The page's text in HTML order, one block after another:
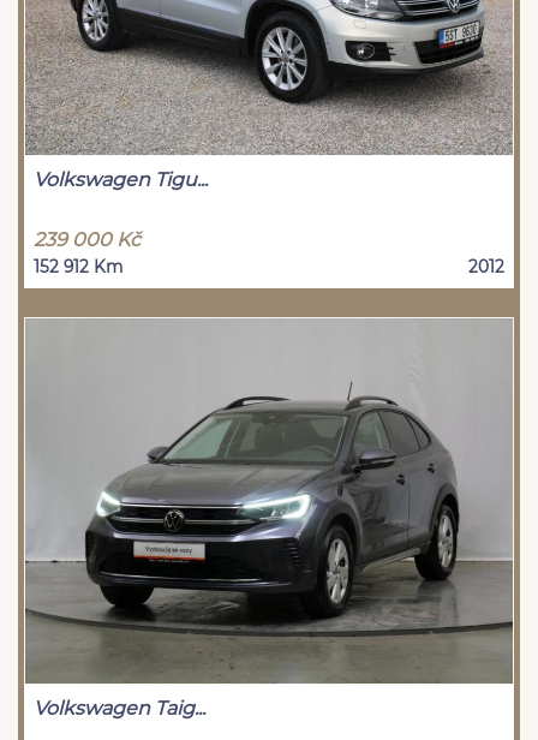
Volkswagen Tigu...
239 000 Kč
152 912 Km 2012
Volkswagen Taig...